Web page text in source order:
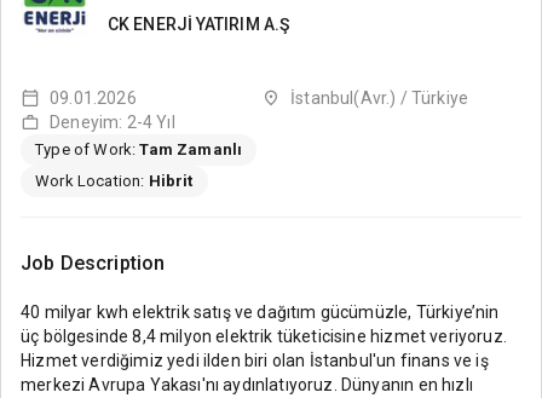
CK ENERJİ YATIRIM A.Ş
09.01.2026
İstanbul(Avr.) / Türkiye
Deneyim: 2-4 Yıl
Type of Work:Tam Zamanlı
Work Location: Hibrit
Job Description
40 milyar kwh elektrik satış ve dağıtım gücümüzle, Türkiye’nin
üç bölgesinde 8,4 milyon elektrik tüketicisine hizmet veriyoruz.
Hizmet verdiğimiz yedi ilden biri olan İstanbul'un finans ve iş
merkezi Avrupa Yakası'nı aydınlatıyoruz. Dünyanın en hızlı